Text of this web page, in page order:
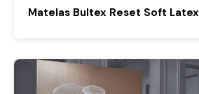
Matelas Bultex Reset Soft Latex